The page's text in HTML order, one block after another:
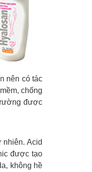
nên có tác
chống
được
nhiên. Acid
được tạo
không hề